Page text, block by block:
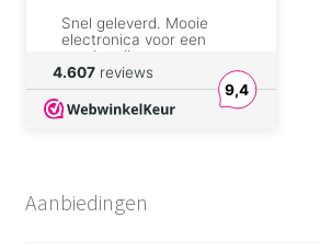
Snel geleverd. Mooie
electronica voor een
goede prijs.
Walter Oraki
geweldig geholpen
zonder extra poes pas.
4.607 reviews
9,4
Aanbiedingen